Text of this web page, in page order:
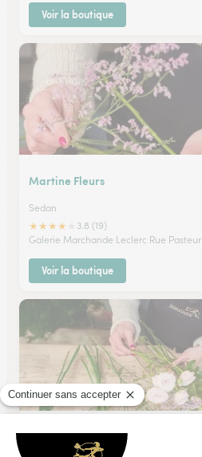
Voir la boutique
Martine Fleurs
Sedan
★★★★
3.8 (19)
Galerie Marchande Leclerc Rue Pasteur
Voir la boutique
Floralies